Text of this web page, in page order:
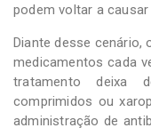
podem voltar a
Diante desse cenário,
medicamentos cada
tratamento deixa
comprimidos ou
administração de